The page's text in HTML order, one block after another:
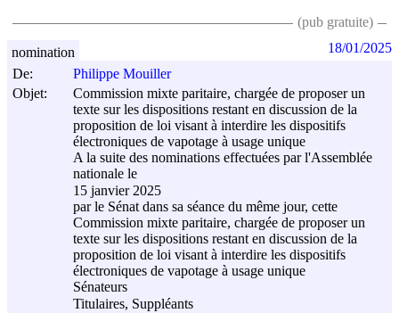
(pub gratuite)
De:
Philippe Mouiller
Objet:
Commission mixte paritaire, chargée de proposer un
texte sur les dispositions restant en discussion de la
proposition de loi visant à interdire les dispositifs
électroniques de vapotage à usage unique
A la suite des nominations effectuées par l'Assemblée
nationale le
15 janvier 2025
par le Sénat dans sa séance du même jour, cette
Commission mixte paritaire, chargée de proposer un
texte sur les dispositions restant en discussion de la
proposition de loi visant à interdire les dispositifs
électroniques de vapotage à usage unique
Sénateurs
Titulaires, Suppléants
nomination 18/01/2025